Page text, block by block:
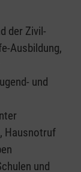
der Zivil-
Ausbildung,
und
Hausnotruf
und